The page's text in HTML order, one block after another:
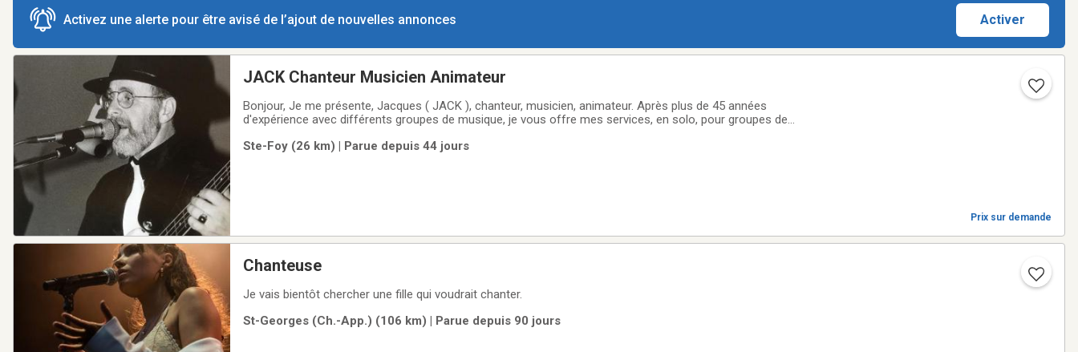
Activez une alerte pour être avisé de l’ajout de nouvelles annonces Activer
JACK Chanteur Musicien Animateur
Bonjour, Je me présente, Jacques ( JACK ), chanteur, musicien, animateur. Après plus de 45 années
d'expérience avec différents groupes de musique, je vous offre mes services, en solo, pour groupes de
pourrions regarder ensemble vos besoins pour
Ste-Foy (26 km) | Parue depuis 44 jours
Prix sur demande
Chanteuse
Je vais bientôt chercher une fille qui voudrait chanter.
St-Georges (Ch.-App.) (106 km) | Parue depuis 90 jours